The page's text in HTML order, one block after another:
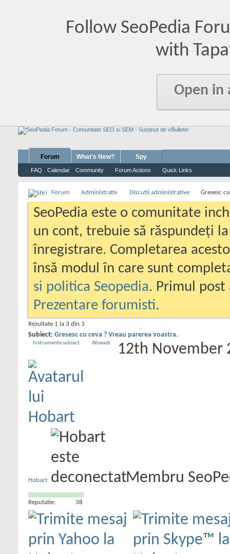
Follow SeoPedia
with
Open in
Forum
FAQ Calendar Community Forum Actions Quick Links
What's New? Spy
Forum Administrativ Discutii administrative Gresesc
SeoPedia este o comunitate
un cont, trebuie să răspundeți
înregistrare. Completarea
însă modul în care sunt
si politica Seopedia. Primul
Prezentare forumisti.
Rezultate 1 la 3 din 3
Subiect: Gresesc cu ceva ? Vreau parerea voastra.
Instrumente subiect Afișează 12th November
Hobart Membru
Reputatie: 38